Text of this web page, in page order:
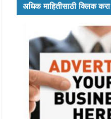
अधिक माहितीसाठी क्लिक करा